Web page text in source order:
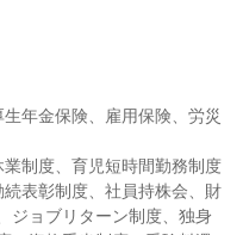
年金保険、雇用保険、労災
制度、育児短時間勤務制度
続表彰制度、社員持株会、財
ジョブリターン制度、独身